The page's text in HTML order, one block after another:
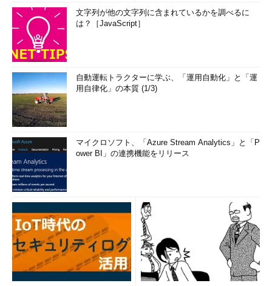
文字列が他の文字列に含まれているかを調べるに
は？［JavaScript］
自動運転トラクターに学ぶ、「運用自動化」と「運
用自律化」の本質 (1/3)
マイクロソフト、「Azure Stream Analytics」と「P
ower BI」の連携機能をリリース